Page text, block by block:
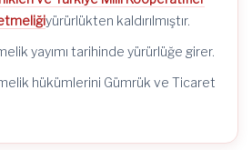
yürürlükten kaldırılmıştır.
yayımı tarihinde yürürlüğe girer.
hükümlerini Gümrük ve Ticaret